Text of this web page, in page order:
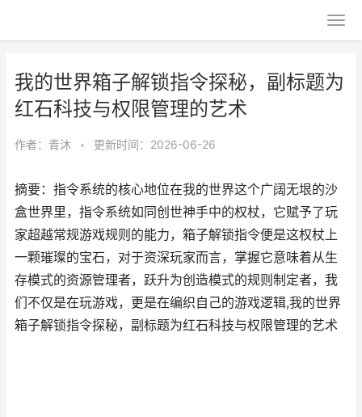
我的世界箱子解锁指令探秘，副标题为
红石科技与权限管理的艺术
作者： 青沐 • 更新时间：2026-06-26
摘要：指令系统的核心地位在我的世界这个广阔无垠的沙
盒世界里，指令系统如同创世神手中的权杖，它赋予了玩
家超越常规游戏规则的能力，箱子解锁指令便是这权杖上
一颗璀璨的宝石，对于资深玩家而言，掌握它意味着从生
存模式的资源管理者，跃升为创造模式的规则制定者，我
们不仅是在玩游戏，更是在编织自己的游戏逻辑,我的世界
箱子解锁指令探秘，副标题为红石科技与权限管理的艺术